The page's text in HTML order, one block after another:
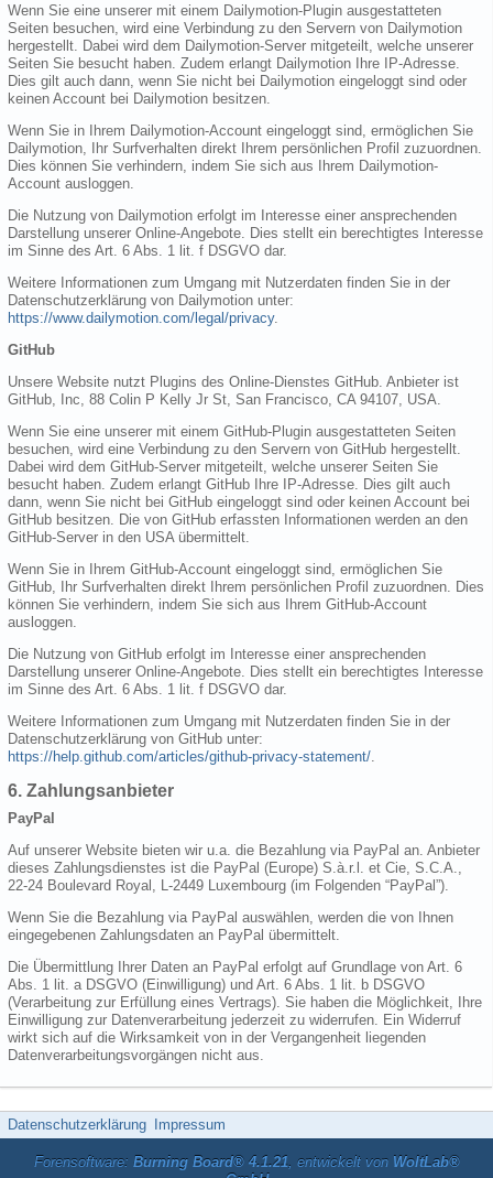
Wenn Sie eine unserer mit einem Dailymotion-Plugin ausgestatteten
Seiten besuchen, wird eine Verbindung zu den Servern von Dailymotion
hergestellt. Dabei wird dem Dailymotion-Server mitgeteilt, welche unserer
Seiten Sie besucht haben. Zudem erlangt Dailymotion Ihre IP-Adresse.
Dies gilt auch dann, wenn Sie nicht bei Dailymotion eingeloggt sind oder
keinen Account bei Dailymotion besitzen.
Wenn Sie in Ihrem Dailymotion-Account eingeloggt sind, ermöglichen Sie
Dailymotion, Ihr Surfverhalten direkt Ihrem persönlichen Profil zuzuordnen.
Dies können Sie verhindern, indem Sie sich aus Ihrem Dailymotion-
Account ausloggen.
Die Nutzung von Dailymotion erfolgt im Interesse einer ansprechenden
Darstellung unserer Online-Angebote. Dies stellt ein berechtigtes Interesse
im Sinne des Art. 6 Abs. 1 lit. f DSGVO dar.
Weitere Informationen zum Umgang mit Nutzerdaten finden Sie in der
Datenschutzerklärung von Dailymotion unter:
https://www.dailymotion.com/legal/privacy.
GitHub
Unsere Website nutzt Plugins des Online-Dienstes GitHub. Anbieter ist
GitHub, Inc, 88 Colin P Kelly Jr St, San Francisco, CA 94107, USA.
Wenn Sie eine unserer mit einem GitHub-Plugin ausgestatteten Seiten
besuchen, wird eine Verbindung zu den Servern von GitHub hergestellt.
Dabei wird dem GitHub-Server mitgeteilt, welche unserer Seiten Sie
besucht haben. Zudem erlangt GitHub Ihre IP-Adresse. Dies gilt auch
dann, wenn Sie nicht bei GitHub eingeloggt sind oder keinen Account bei
GitHub besitzen. Die von GitHub erfassten Informationen werden an den
GitHub-Server in den USA übermittelt.
Wenn Sie in Ihrem GitHub-Account eingeloggt sind, ermöglichen Sie
GitHub, Ihr Surfverhalten direkt Ihrem persönlichen Profil zuzuordnen. Dies
können Sie verhindern, indem Sie sich aus Ihrem GitHub-Account
ausloggen.
Die Nutzung von GitHub erfolgt im Interesse einer ansprechenden
Darstellung unserer Online-Angebote. Dies stellt ein berechtigtes Interesse
im Sinne des Art. 6 Abs. 1 lit. f DSGVO dar.
Weitere Informationen zum Umgang mit Nutzerdaten finden Sie in der
Datenschutzerklärung von GitHub unter:
https://help.github.com/articles/github-privacy-statement/
6. Zahlungsanbieter
PayPal
Auf unserer Website bieten wir u.a. die Bezahlung via PayPal an. Anbieter
dieses Zahlungsdienstes ist die PayPal (Europe) S.à.r.l. et Cie, S.C.A.,
22-24 Boulevard Royal, L-2449 Luxembourg (im Folgenden “PayPal”).
Wenn Sie die Bezahlung via PayPal auswählen, werden die von Ihnen
eingegebenen Zahlungsdaten an PayPal übermittelt.
Die Übermittlung Ihrer Daten an PayPal erfolgt auf Grundlage von Art. 6
Abs. 1 lit. a DSGVO (Einwilligung) und Art. 6 Abs. 1 lit. b DSGVO
(Verarbeitung zur Erfüllung eines Vertrags). Sie haben die Möglichkeit, Ihre
Einwilligung zur Datenverarbeitung jederzeit zu widerrufen. Ein Widerruf
wirkt sich auf die Wirksamkeit von in der Vergangenheit liegenden
Datenverarbeitungsvorgängen nicht aus.
Datenschutzerklärung Impressum
Forensoftware: Burning Board® 4.1.21, entwickelt von WoltLab®